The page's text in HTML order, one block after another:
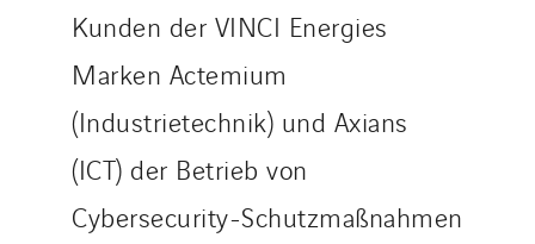
Kunden der VINCI Energies
Marken Actemium
(Industrietechnik) und Axians
(ICT) der Betrieb von
Cybersecurity-Schutzmaßnahmen